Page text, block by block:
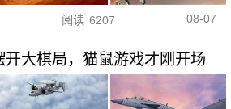
阅读 6207 08-07
大棋局，猫鼠游戏才刚开场